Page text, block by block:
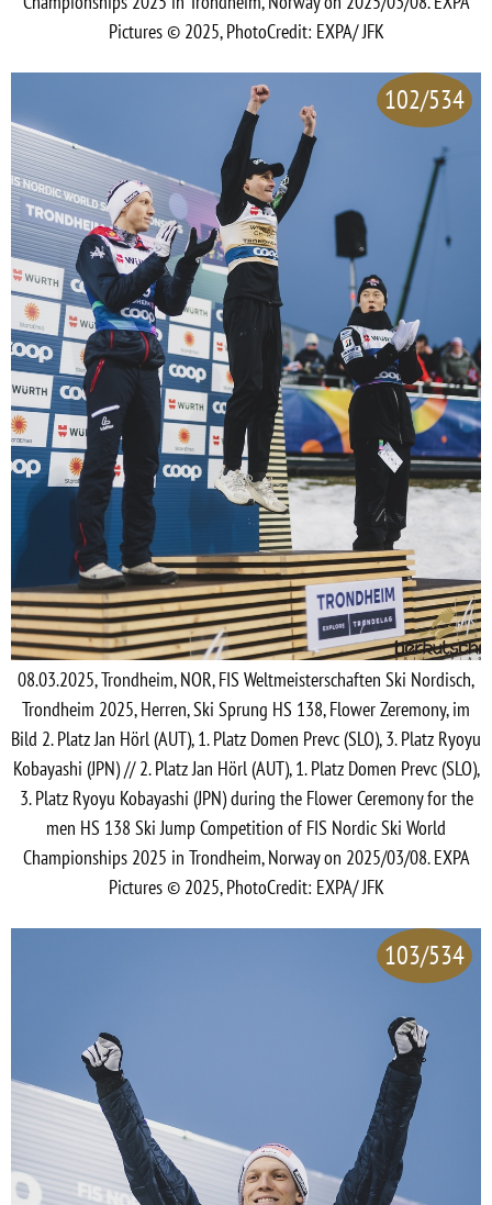
Pictures © 2025, PhotoCredit: EXPA/ JFK
102/534
08.03.2025, Trondheim, NOR, FIS Weltmeisterschaften Ski Nordisch,
Trondheim 2025, Herren, Ski Sprung HS 138, Flower Zeremony, im
Bild 2. Platz Jan Hörl (AUT), 1. Platz Domen Prevc (SLO), 3. Platz Ryoyu
Kobayashi (JPN) // 2. Platz Jan Hörl (AUT), 1. Platz Domen Prevc (SLO),
3. Platz Ryoyu Kobayashi (JPN) during the Flower Ceremony for the
men HS 138 Ski Jump Competition of FIS Nordic Ski World
Championships 2025 in Trondheim, Norway on 2025/03/08. EXPA
Pictures © 2025, PhotoCredit: EXPA/ JFK
103/534